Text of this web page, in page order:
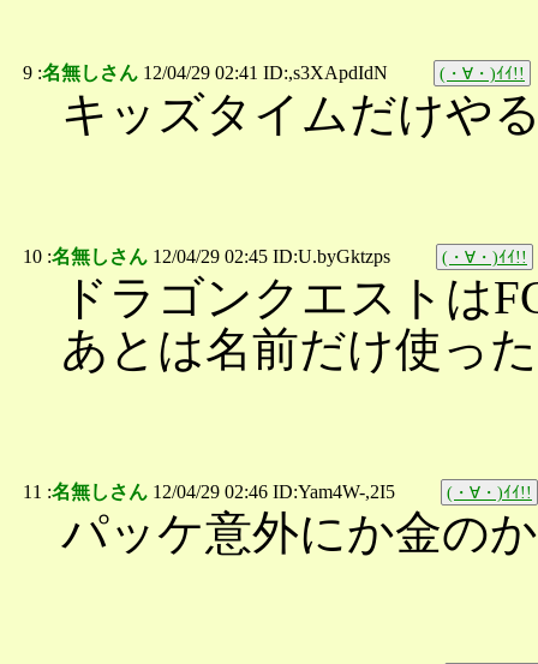
9 :名無しさん 12/04/29 02:41 ID:,s3XApdIdN (・∀・)ｲｲ!!
キッズタイムだけや
10 :名無しさん 12/04/29 02:45 ID:U.byGktzps (・∀・)ｲｲ!!
ドラゴンクエストは
あとは名前だけ使っ
11 :名無しさん 12/04/29 02:46 ID:Yam4W-,2I5 (・∀・)ｲｲ!!
パッケ意外にか金の